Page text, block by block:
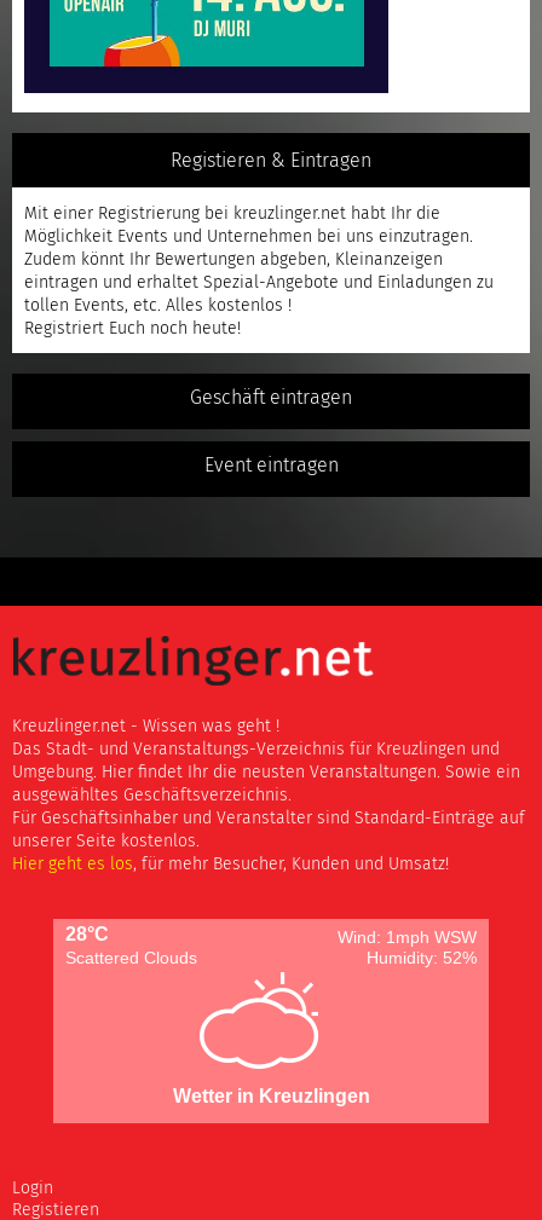
Registieren & Eintragen
Mit einer Registrierung bei kreuzlinger.net habt Ihr die
Möglichkeit Events und Unternehmen bei uns einzutragen.
Zudem könnt Ihr Bewertungen abgeben, Kleinanzeigen
eintragen und erhaltet Spezial-Angebote und Einladungen zu
tollen Events, etc. Alles kostenlos !
Registriert Euch noch heute!
Geschäft eintragen
Event eintragen
Kreuzlinger.net - Wissen was geht !
Das Stadt- und Veranstaltungs-Verzeichnis für Kreuzlingen und
Umgebung. Hier findet Ihr die neusten Veranstaltungen. Sowie ein
ausgewähltes Geschäftsverzeichnis.
Für Geschäftsinhaber und Veranstalter sind Standard-Einträge auf
unserer Seite kostenlos.
Hier geht es los, für mehr Besucher, Kunden und Umsatz!
28°C
Wind: 1mph WSW
Scattered Clouds
Humidity: 52%
Wetter in Kreuzlingen
Login
Registieren